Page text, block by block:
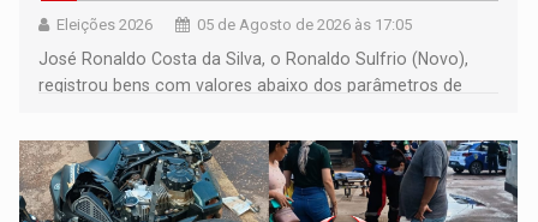
Eleições 2026 05 de Agosto de 2026 às 17:05
José Ronaldo Costa da Silva, o Ronaldo Sulfrio (Novo),
registrou bens com valores abaixo dos parâmetros de
milhões